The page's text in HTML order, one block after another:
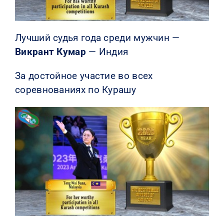
Лучший судья года среди мужчин —
Викрант Кумар — Индия
За достойное участие во всех
соревнованиях по Курашу